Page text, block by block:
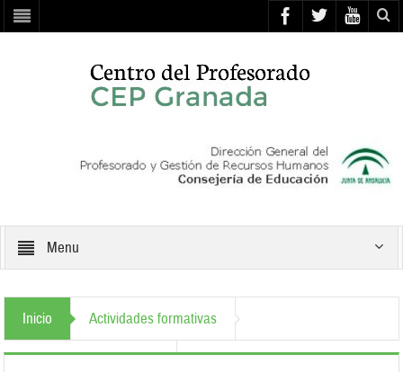
Menu
Inicio Actividades formativas
Atención a la diversidad